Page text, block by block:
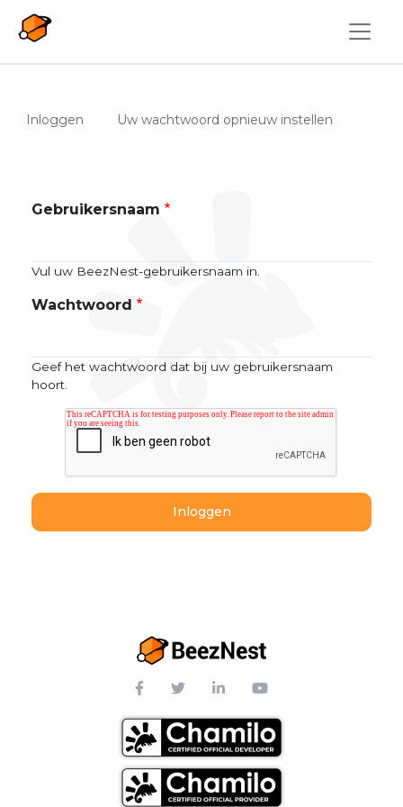
Primaire tabs
Inloggen (actieve tabblad)
Uw wachtwoord opnieuw instellen
Gebruikersnaam
Vul uw BeezNest-gebruikersnaam in.
Wachtwoord
Geef het wachtwoord dat bij uw gebruikersnaam
hoort.